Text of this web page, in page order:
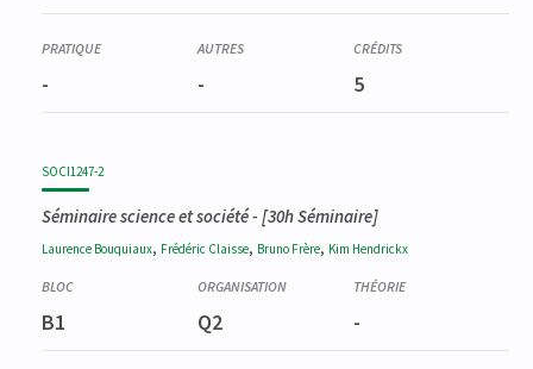
- - 5
SOCI1247-2
Séminaire science et société- [30h Séminaire]
Laurence Bouquiaux, Frédéric Claisse, Bruno Frère, Kim Hendrickx
B1 Q2 -